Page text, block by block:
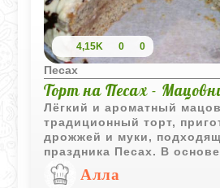
4,15K 0 0
Песах
Торт на Песах -
Лёгкий и ароматный
традиционный торт,
дрожжей и муки,
праздника Песах. В
картофельная мука,
шоколад. Идеален для
Алла